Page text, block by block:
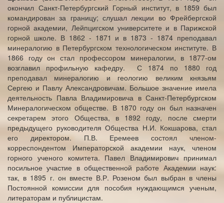
окончил Санкт-Петербургский Горный институт, в 1859 был
командирован за границу; слушал лекции во Фрейбергской
горной академии, Лейпцигском университете и в Парижской
горной школе. В 1862 - 1871 и в 1873 - 1874 преподавал
минералогию в Петербургском технологическом институте. В
1866 году он стал профессором минералогии, в 1877-ом
возглавил профильную кафедру. С 1874 по 1880 год
преподавал минералогию и геологию великим князьям
Сергею и Павлу Александровичам. Большое значение имела
деятельность Павла Владимировича в Санкт-Петербургском
Минералогическом обществе. В 1870 году он был назначен
секретарем этого Общества, в 1892 году, после смерти
предыдущего руководителя Общества Н.И. Кокшарова, стал
его директором. П.В. Еремеев состоял членом-
корреспондентом Императорской академии наук, членом
горного ученого комитета. Павел Владимирович принимал
посильное участие в общественной работе Академии наук:
так, в 1895 г. он вместе В.Р. Розеном был выбран в члены
Постоянной комиссии для пособия нуждающимся ученым,
литераторам и публицистам.